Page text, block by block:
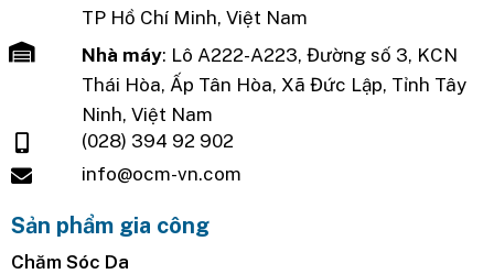
TP Hồ Chí Minh, Việt Nam
Nhà máy: Lô A222-A223, Đường số 3, KCN
Thái Hòa, Ấp Tân Hòa, Xã Đức Lập, Tỉnh Tây
Ninh, Việt Nam
(028) 394 92 902
info@ocm-vn.com
Sản phẩm gia công
Chăm Sóc Da